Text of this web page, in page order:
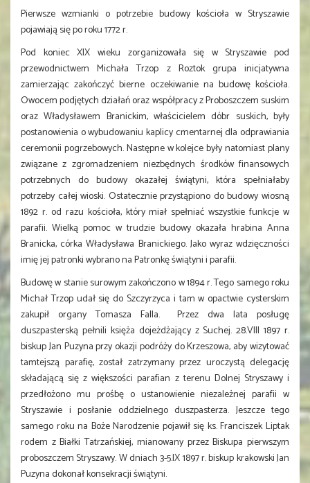
Pierwsze wzmianki o potrzebie budowy kościoła w Stryszawie
pojawiają się po roku 1772 r.
Pod koniec XIX wieku zorganizowała się w Stryszawie pod
przewodnictwem Michała Trzop z Roztok grupa inicjatywna
zamierzając zakończyć bierne oczekiwanie na budowę kościoła.
Owocem podjętych działań oraz współpracy z Proboszczem suskim
oraz Władysławem Branickim, właścicielem dóbr suskich, były
postanowienia o wybudowaniu kaplicy cmentarnej dla odprawiania
ceremonii pogrzebowych. Następne w kolejce były natomiast plany
związane z zgromadzeniem niezbędnych środków finansowych
potrzebnych do budowy okazałej świątyni, która spełniałaby
potrzeby całej wioski. Ostatecznie przystąpiono do budowy wiosną
1892 r. od razu kościoła, który miał spełniać wszystkie funkcje w
parafii. Wielką pomoc w trudzie budowy okazała hrabina Anna
Branicka, córka Władysława Branickiego. Jako wyraz wdzięczności
imię jej patronki wybrano na Patronkę świątyni i parafii.
Budowę w stanie surowym zakończono w 1894 r. Tego samego roku
Michał Trzop udał się do Szczyrzyca i tam w opactwie cysterskim
zakupił organy Tomasza Falla. Przez dwa lata posługę
duszpasterską pełnili księża dojeżdżający z Suchej. 28.VIII 1897 r.
biskup Jan Puzyna przy okazji podróży do Krzeszowa, aby wizytować
tamtejszą parafię, został zatrzymany przez uroczystą delegację
składającą się z większości parafian z terenu Dolnej Stryszawy i
przedłożono mu prośbę o ustanowienie niezależnej parafii w
Stryszawie i posłanie oddzielnego duszpasterza. Jeszcze tego
samego roku na Boże Narodzenie pojawił się ks. Franciszek Liptak
rodem z Białki Tatrzańskiej, mianowany przez Biskupa pierwszym
proboszczem Stryszawy. W dniach 3-5.IX 1897 r. biskup krakowski Jan
Puzyna dokonał konsekracji świątyni.